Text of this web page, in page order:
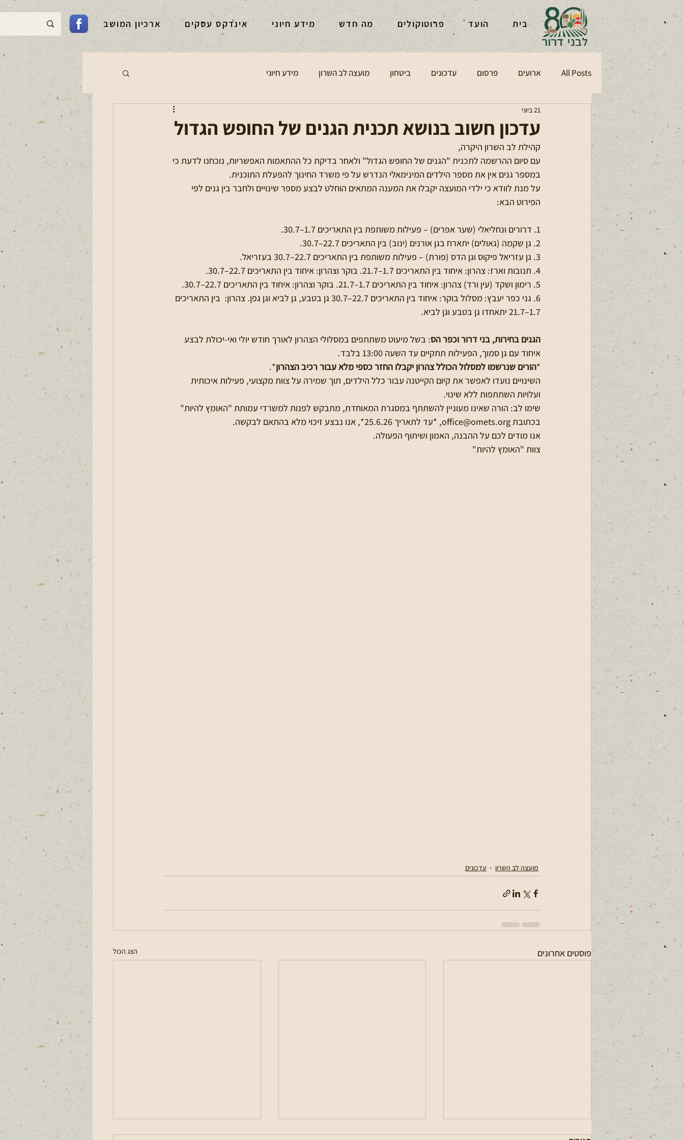
בית הועד פרוטוקולים מה חדש מידע חיוני אינדקס עסקים ארכיון המושב
All Posts ארועים פרסום עדכונים ביטחון מועצה לב השרון מידע חיוני
עדכון חשוב בנושא תכנית הגנים של החופש הגדול
21 ביוני
קהילת לב השרון היקרה,
עם סיום ההרשמה לתכנית "הגנים של החופש הגדול" ולאחר בדיקת כל ההתאמות האפשריות, נוכחנו לדעת כי
במספר גנים אין את מספר הילדים המינימאלי הנדרש על פי משרד החינוך להפעלת התוכנית.
על מנת לוודא כי ילדי המועצה יקבלו את המענה המתאים הוחלט לבצע מספר שינויים ולחבר בין גנים לפי
הפירוט הבא:
1. דרורים ונחליאלי (שער אפרים) – פעילות משותפת בין התאריכים 1.7–30.7.
2. גן שקמה (גאולים) יתארח בגן אורנים (ינוב) בין התאריכים 22.7–30.7.
3. גן עזריאל פיקוס וגן הדס (פורת) – פעילות משותפת בין התאריכים 22.7–30.7 בעזריאל.
4. תנובות וארז: צהרון: איחוד בין התאריכים 1.7–21.7. בוקר וצהרון: איחוד בין התאריכים 22.7–30.7.
5. רימון ושקד (עין ורד) צהרון: איחוד בין התאריכים 1.7–21.7. בוקר וצהרון: איחוד בין התאריכים 22.7–30.7.
6. גני כפר יעבץ: מסלול בוקר: איחוד בין התאריכים 22.7–30.7 גן בטבע, גן לביא וגן גפן. צהרון:  בין התאריכים
1.7–21.7 יתאחדו גן בטבע וגן לביא.
הגנים בחירות, בני דרור וכפר הס: בשל מיעוט משתתפים במסלולי הצהרון לאורך חודש יולי ואי-יכולת לבצע
איחוד עם גן סמוך, הפעילות תתקיים עד השעה 13:00 בלבד.
*הורים שנרשמו למסלול הכולל צהרון יקבלו החזר כספי מלא עבור רכיב הצהרון*.
השינויים נועדו לאפשר את קיום הקייטנה עבור כלל הילדים, תוך שמירה על צוות מקצועי, פעילות איכותית
ועלויות השתתפות ללא שינוי.
שימו לב: הורה שאינו מעוניין להשתתף במסגרת המאוחדת, מתבקש לפנות למשרדי עמותת "האומץ להיות"
בכתובת office@omets.org, *עד לתאריך 25.6.26*, אנו נבצע זיכוי מלא בהתאם לבקשה.
אנו מודים לכם על ההבנה, האמון ושיתוף הפעולה.
צוות "האומץ להיות"
מועצה לב השרון עדכונים
פוסטים אחרונים הצג הכול